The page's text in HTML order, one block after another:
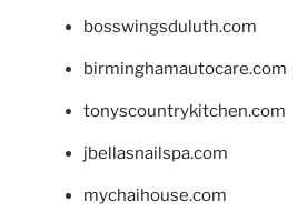
bosswingsduluth.com
birminghamautocare.com
tonyscountrykitchen.com
jbellasnailspa.com
mychaihouse.com